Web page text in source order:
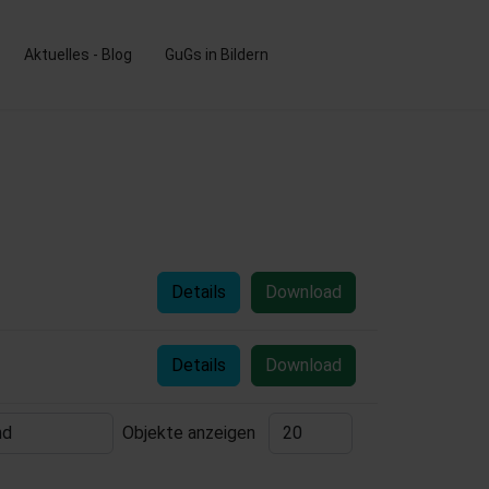
Aktuelles - Blog GuGs in Bildern
Download
Details
Download
Details
Objekte anzeigen